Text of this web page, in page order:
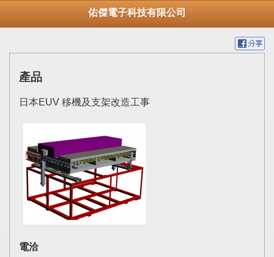
佑傑電子科技有限公司
產品
日本EUV 移機及支架改造工事
電洽